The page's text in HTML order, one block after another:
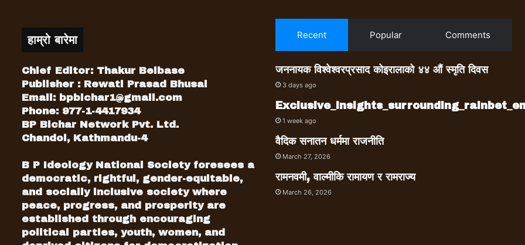
हाम्रो बारेमा
Chief Editor: Thakur Belbase
Publisher : Rewati Prasad Bhusal
Email: bpbichar1@gmail.com
Phone: 977-1-4417934
BP Bichar Network Pvt. Ltd.
Chandol, Kathmandu-4
B P Ideology National Society foresees a
democratic, rightful, gender-equitable,
and socially inclusive society where
peace, progress, and prosperity are
established through encouraging
political parties, youth, women, and
Recent Popular Comments
जननायक विश्वेश्वरप्रसाद कोइरालाको ४४ औं स्मृति दिवस
3 days ago
1 week ago
वैदिक सनातन धर्ममा राजनीति
March 27, 2026
रामनवमी, वाल्मीकि रामायण र रामराज्य
March 26, 2026